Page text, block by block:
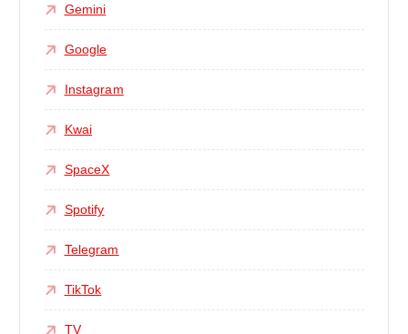
Gemini
Google
Instagram
Kwai
SpaceX
Spotify
Telegram
TikTok
TV